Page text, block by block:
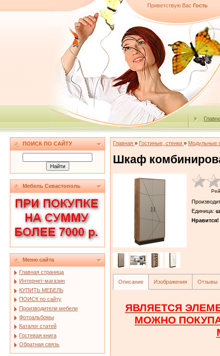
Приветствую Вас Гость
ПОИСК ПО САЙТУ
Мебель Севастополь
Меню сайта
Главная страница
Интернет-магазин
КУПИТЬ МЕБЕЛЬ
ПОИСК по сайту
Производители мебели
Фотоальбомы
Каталог статей
Гостевая книга
Обратная связь
Главная » Гостиные, стенки » Модульные
Шкаф
Единица:
Нравится!
Описание Изображения Отзывы
ЯВЛЯЕТСЯ
МОЖНО